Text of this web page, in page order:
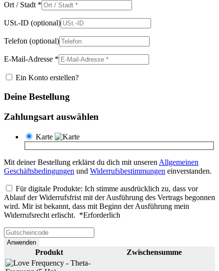
Ort / Stadt *
USt.-ID (optional)
Telefon (optional)
E-Mail-Adresse *
Ein Konto erstellen?
Deine Bestellung
Zahlungsart auswählen
Karte
Mit deiner Bestellung erklärst du dich mit unseren Allgemeinen
Geschäftsbedingungen und Widerrufsbestimmungen einverstanden.
Für digitale Produkte: Ich stimme ausdrücklich zu, dass vor
Ablauf der Widerrufsfrist mit der Ausführung des Vertrags begonnen
wird. Mir ist bekannt, dass mit Beginn der Ausführung mein
Widerrufsrecht erlischt. *Erforderlich
Anwenden
Produkt Zwischensumme